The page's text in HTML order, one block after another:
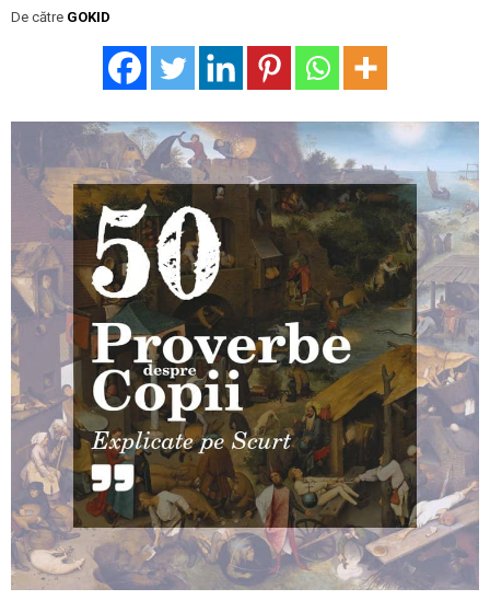
De către GOKID